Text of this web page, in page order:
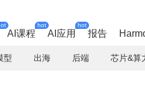
AI课程
hot
AI应用
hot
报告
型 出海 后端 芯片&算